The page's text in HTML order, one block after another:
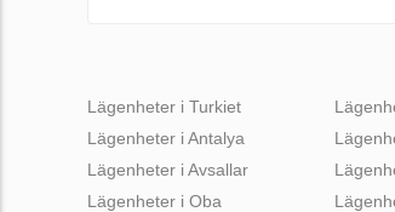
Lägenheter i Turkiet
Lägenheter i Antalya
Lägenheter i Avsallar
Lägenheter i Oba